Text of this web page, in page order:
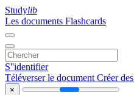
Studylib
Les documents Flashcards
S''identifier
Téléverser le document Créer
×